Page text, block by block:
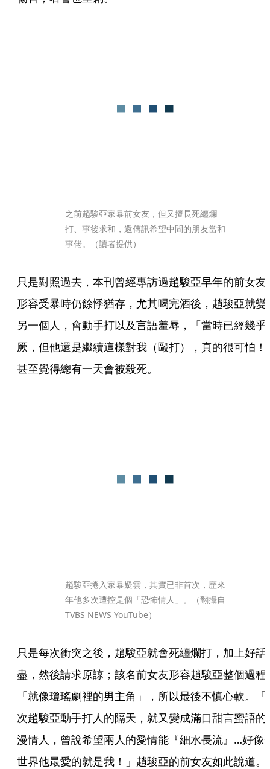
之前趙駿亞家暴前女友，但又擅長死纏爛
打、事後求和，還傳訊希望中間的朋友當和
事佬。（讀者提供）
只是對照過去，本刊曾經專訪過趙駿亞早年的前女友
形容受暴時仍餘悸猶存，尤其喝完酒後，趙駿亞就變
另一個人，會動手打以及言語羞辱，「當時已經幾乎
厥，但他還是繼續這樣對我（毆打），真的很可怕！
甚至覺得總有一天會被殺死。
趙駿亞捲入家暴疑雲，其實已非首次，歷來
年他多次遭控是個「恐怖情人」。（翻攝自
TVBS NEWS YouTube）
只是每次衝突之後，趙駿亞就會死纏爛打，加上好話
盡，然後請求原諒；該名前女友形容趙駿亞整個過程
「就像瓊瑤劇裡的男主角」，所以最後不慎心軟。「
次趙駿亞動手打人的隔天，就又變成滿口甜言蜜語的
漫情人，曾說希望兩人的愛情能『細水長流』…好像
世界他最愛的就是我！」趙駿亞的前女友如此說道。